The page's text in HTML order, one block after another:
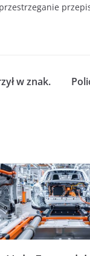
w znak.